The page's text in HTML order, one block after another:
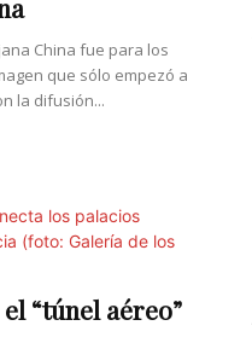
China fue para los
que sólo empezó a
la difusión...
“túnel aéreo”